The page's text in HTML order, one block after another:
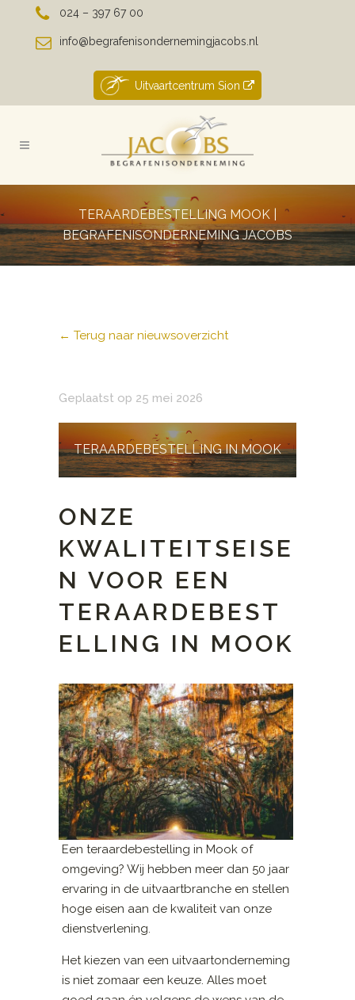
024 – 397 67 00
info@begrafenisondernemingjacobs.nl
Uitvaartcentrum Sion
TERAARDEBESTELLING MOOK |
BEGRAFENISONDERNEMING JACOBS
← Terug naar nieuwsoverzicht
Geplaatst op 25 mei 2026
TERAARDEBESTELLING IN MOOK
ONZE
KWALITEITSEISE
N VOOR EEN
TERAARDEBEST
ELLING IN MOOK
Een teraardebestelling in Mook of
omgeving? Wij hebben meer dan 50 jaar
ervaring in de uitvaartbranche en stellen
hoge eisen aan de kwaliteit van onze
dienstverlening.
Het kiezen van een uitvaartonderneming
is niet zomaar een keuze. Alles moet